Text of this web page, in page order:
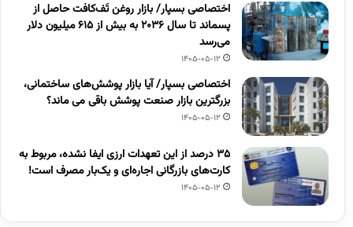
اختصاصی بسپار/ بازار روغن تَف‌کافت حاصل از
پسماند تا سال ۲۰۳۶ به بیش از ۶۱۵ میلیون دلار
می‌رسد
1405-05-12
اختصاصی بسپار/ آیا بازار پوشش‌های ساختمانی،
بزرگترین بازار صنعت پوشش باقی می ماند؟
1405-05-12
۳۵ درصد از این تعهدات ارزی ایفا نشده، مربوط به
کارت‌های بازرگانی اجاره‌ای و یک‌بار مصرف است!
1405-05-12